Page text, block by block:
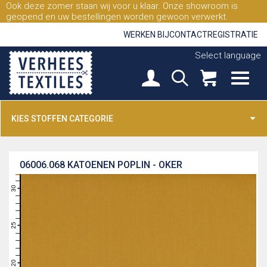
Ook deze zomer staan wij voor u klaar. Onze showroom is
geopend en uw bestellingen worden gewoon verwerkt.
WERKEN BIJCONTACTREGISTRATIE
Select language
KIES STOFFEN CATEGORIE
KATOENEN POPLIN - OKER
06006.068
21
26